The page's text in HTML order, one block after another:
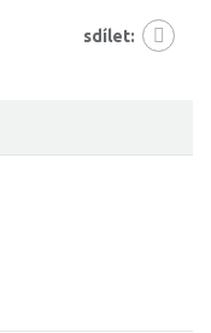
sdílet: